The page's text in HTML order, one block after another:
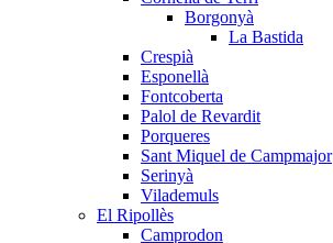
Borgonyà
La Bastida
Crespià
Esponellà
Fontcoberta
Palol de Revardit
Porqueres
Sant Miquel de Campmajor
Serinyà
Vilademuls
El Ripollès
Camprodon